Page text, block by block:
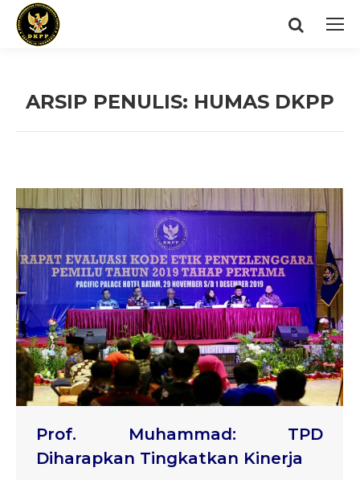
Search:
ARSIP PENULIS: HUMAS DKPP
Prof. Muhammad: TPD
Diharapkan Tingkatkan Kinerja